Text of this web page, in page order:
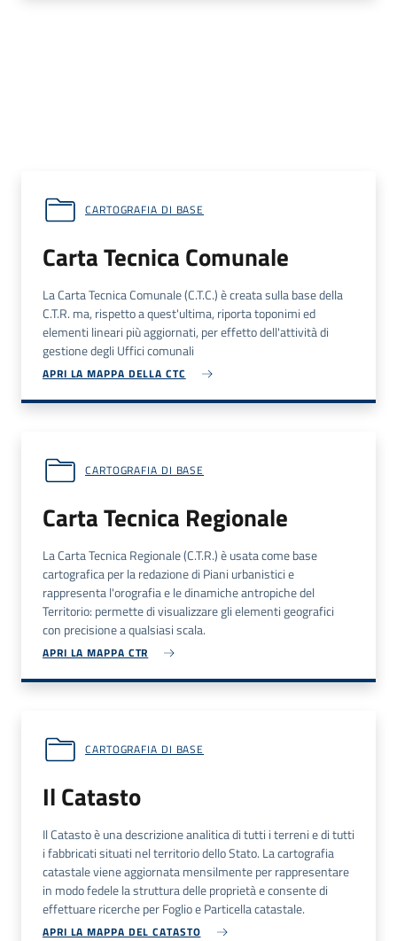
CARTOGRAFIA DI BASE
Carta Tecnica Comunale
La Carta Tecnica Comunale (C.T.C.) è creata sulla base della
C.T.R. ma, rispetto a quest'ultima, riporta toponimi ed
elementi lineari più aggiornati, per effetto dell'attività di
gestione degli Uffici comunali
APRI LA MAPPA DELLA CTC
CARTOGRAFIA DI BASE
Carta Tecnica Regionale
La Carta Tecnica Regionale (C.T.R.) è usata come base
cartografica per la redazione di Piani urbanistici e
rappresenta l'orografia e le dinamiche antropiche del
Territorio: permette di visualizzare gli elementi geografici
con precisione a qualsiasi scala.
APRI LA MAPPA CTR
CARTOGRAFIA DI BASE
Il Catasto
Il Catasto è una descrizione analitica di tutti i terreni e di tutti
i fabbricati situati nel territorio dello Stato. La cartografia
catastale viene aggiornata mensilmente per rappresentare
in modo fedele la struttura delle proprietà e consente di
effettuare ricerche per Foglio e Particella catastale.
APRI LA MAPPA DEL CATASTO